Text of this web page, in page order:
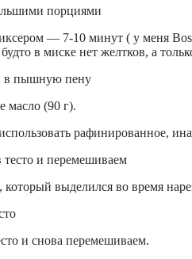
— 7-10 минут ( у меня
в миске нет желтков, а
масло (90 г).
рафинированное,
который выделился во время
и снова перемешиваем.